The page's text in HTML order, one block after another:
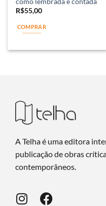
R$55,00
COMPRAR
A Telha é uma editora
publicação de obras
contemporâneos.